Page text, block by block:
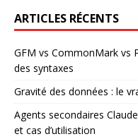
ARTICLES RÉCENTS
GFM vs CommonMark vs
des syntaxes
Gravité des données : le
Agents secondaires
et cas d’utilisation